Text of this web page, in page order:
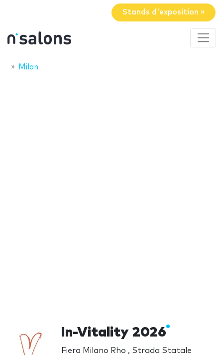
Stands d'exposition »
Milan
In-Vitality 2026
Fiera Milano Rho , Strada Statale